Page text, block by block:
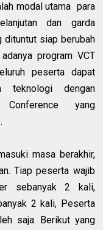
modal utama para
dan garda
dituntut siap berubah
program VCT
peserta dapat
teknologi dengan
yang
masa berakhir,
Tiap peserta wajib
sebanyak 2 kali,
2 kali, Peserta
saja. Berikut yang